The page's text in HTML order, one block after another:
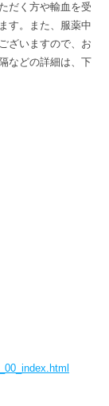
だく方や輸血を受
す。また、服薬中
ざいますので、お
などの詳細は、下